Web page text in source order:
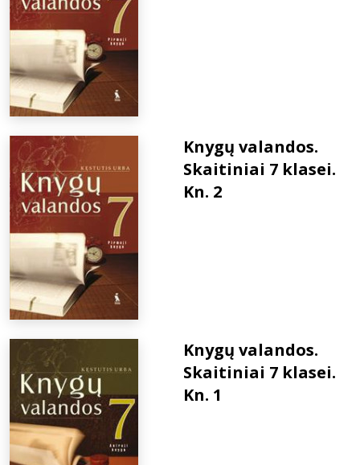
Knygų valandos.
Skaitiniai 7 klasei.
Kn. 2
Knygų valandos.
Skaitiniai 7 klasei.
Kn. 1